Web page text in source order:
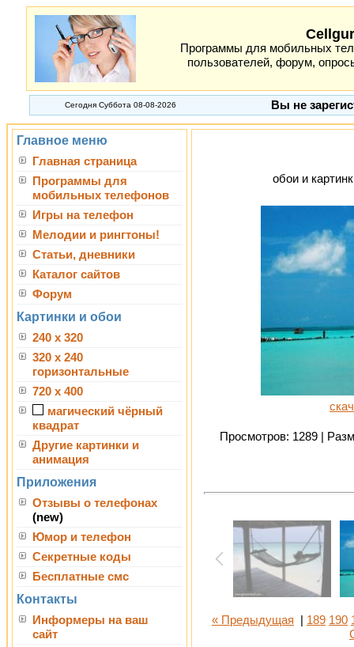
Программы для мобильных
пользователей, форум,
Сегодня Суббота 08-08-2026 Вы не
Главное меню
Главная страница
Программы для
мобильных телефонов
Игры на телефон
Мелодии и рингтоны!
Статьи, дневники
Каталог сайтов
Форум
Картинки и обои
240 x 320
320 x 240
горизонтальные
720 x 400
магический чёрный
квадрат
Другие картинки и
анимация
Приложения
Отзывы о телефонах
(new)
Юмор и телефон
Секретные коды
Бесплатные смс
Контакты
Информеры на ваш
сайт
обои и
Просмотров: 1289 |
« Предыдущая 189 190